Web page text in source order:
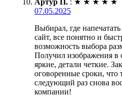
07.05.2025
Выбирал, где
сайт, все понятно и
возможность выбора
Получил изображения в
яркие, детали четкие.
оговоренные сроки, что
следующий раз снова
компании!